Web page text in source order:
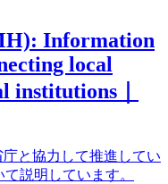
Information
local
institutions｜
と協力して推進してい
説明しています。